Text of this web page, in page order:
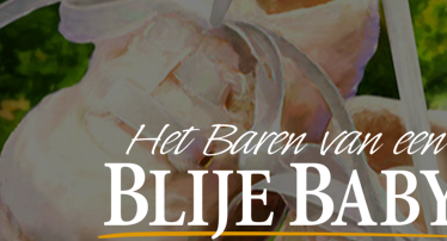
van Scientology
over
van Scientology
Ideale Scientology Kerken
Hogere Organisaties
Flag Land Base
Freewinds
Scientology beschikbaar maken voor de
hele wereld
Scientology evenementen
David Miscavige – Kerkelijk Leider van
Scientology
Applied Scholastics
Criminon
Narconon
De Feiten over
United for Human